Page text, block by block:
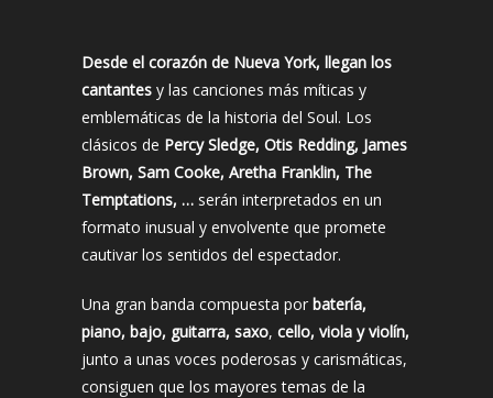
Desde el corazón de Nueva York, llegan los
cantantes y las canciones más míticas y
emblemáticas de la historia del Soul. Los
clásicos de Percy Sledge, Otis Redding, James
Brown, Sam Cooke, Aretha Franklin, The
Temptations, … serán interpretados en un
formato inusual y envolvente que promete
cautivar los sentidos del espectador.
Una gran banda compuesta por batería,
piano, bajo, guitarra, saxo, cello, viola y violín,
junto a unas voces poderosas y carismáticas,
consiguen que los mayores temas de la